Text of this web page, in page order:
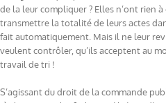
de la leur compliquer ? Elles n’ont rien
transmettre la totalité de leurs actes
fait automatiquement. Mais il ne leur
veulent contrôler, qu’ils acceptent au
travail de tri !
S’agissant du droit de la commande